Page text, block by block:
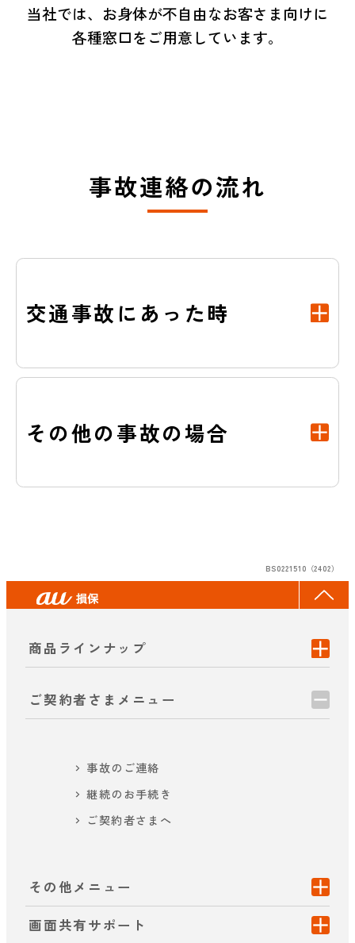
当社では、お身体が不自由なお客さま向けに
各種窓口をご用意しています。
事故連絡の流れ
交通事故にあった時
その他の事故の場合
BS0221510（2402）
商品ラインナップ
ご契約者さまメニュー
事故のご連絡
継続のお手続き
ご契約者さまへ
その他メニュー
画面共有サポート